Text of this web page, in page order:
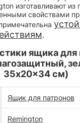
изготавливают из
свойствами
.
ящика для
35x20x34 см)
Ящик для патронов
Remington